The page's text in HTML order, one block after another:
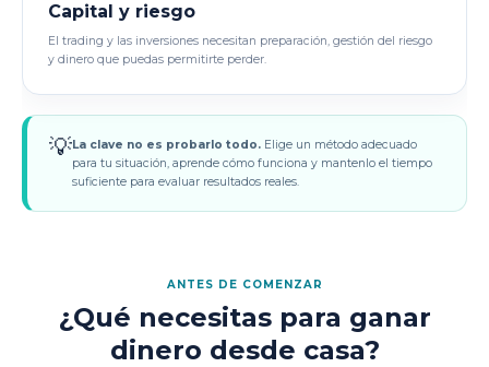
Capital y riesgo
El trading y las inversiones necesitan preparación, gestión del riesgo
y dinero que puedas permitirte perder.
💡La clave no es probarlo todo. Elige un método adecuado
para tu situación, aprende cómo funciona y mantenlo el tiempo
suficiente para evaluar resultados reales.
ANTES DE COMENZAR
¿Qué necesitas para ganar
dinero desde casa?